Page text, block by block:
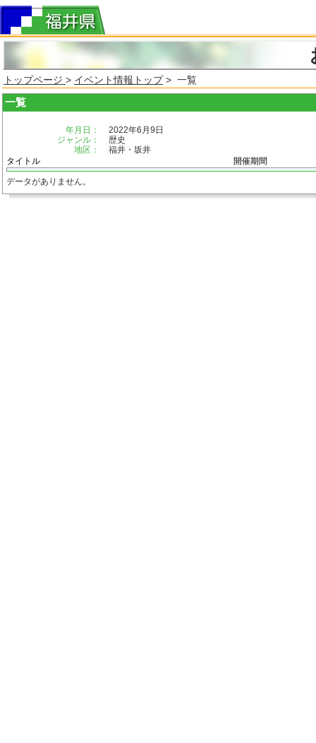
トップページ > イベント情報トップ> 一覧
一覧
年月日：
2022年6月9日
ジャンル：
歴史
地区：
福井・坂井
タイトル
開催期間
データがありません。